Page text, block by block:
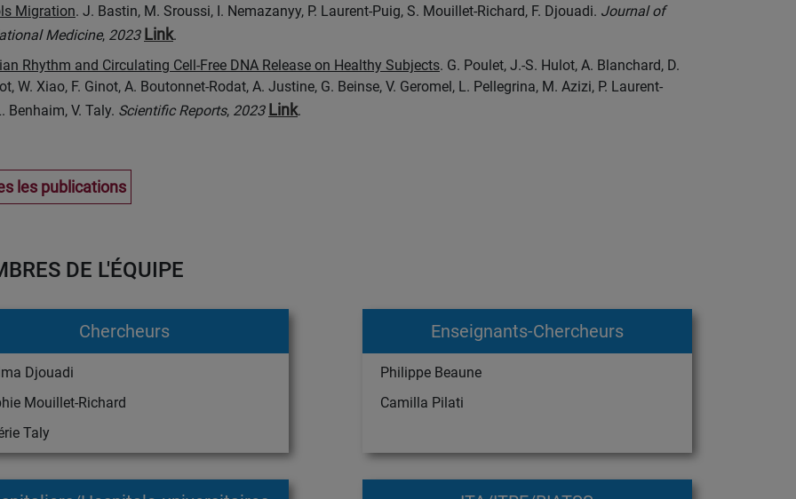
Migration. J. Bastin, M. Sroussi, I. Nemazanyy, P. Laurent-Puig, S. Mouillet-Richard, F. Djouadi. Journal of
Medicine, 2023 Link.
Rhythm and Circulating Cell-Free DNA Release on Healthy Subjects. G. Poulet, J.-S. Hulot, A. Blanchard, D.
W. Xiao, F. Ginot, A. Boutonnet-Rodat, A. Justine, G. Beinse, V. Geromel, L. Pellegrina, M. Azizi, P. Laurent-
Benhaim, V. Taly. Scientific Reports, 2023 Link.
les publications
DE L'ÉQUIPE
Chercheurs
Djouadi
Mouillet-Richard
Taly
Enseignants-Chercheurs
Philippe Beaune
Camilla Pilati